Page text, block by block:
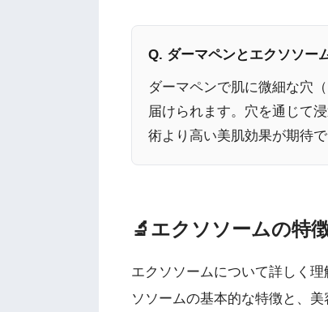
Q. ダーマペンとエクソソー
ダーマペンで肌に微細な穴
届けられます。穴を通じて
術より高い美肌効果が期待で
🔬エクソソームの特
エクソソームについて詳しく
ソソームの基本的な特徴と、